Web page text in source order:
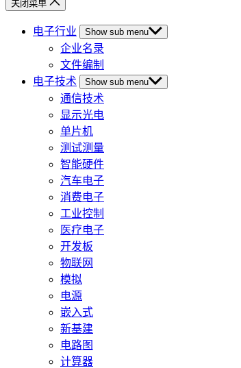
关闭菜单
电子行业 Show sub menu
企业名录
文件编制
电子技术
Show sub menu
通信技术
显示光电
单片机
测试测量
智能硬件
汽车电子
消费电子
工业控制
医疗电子
开发板
物联网
模拟
电源
嵌入式
新基建
电路图
计算器